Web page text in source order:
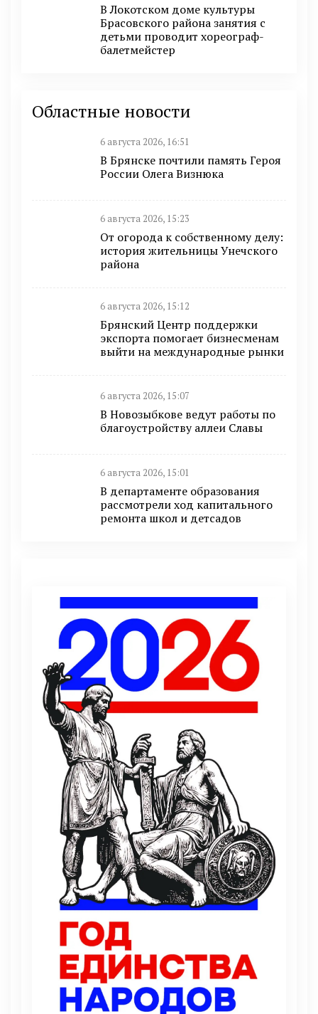
В Локотском доме культуры
Брасовского района занятия с
детьми проводит хореограф-
балетмейстер
Областные новости
6 августа 2026, 16:51
В Брянске почтили память Героя
России Олега Визнюка
6 августа 2026, 15:23
От огорода к собственному делу:
история жительницы Унечского
района
6 августа 2026, 15:12
Брянский Центр поддержки
экспорта помогает бизнесменам
выйти на международные рынки
6 августа 2026, 15:07
В Новозыбкове ведут работы по
благоустройству аллеи Славы
6 августа 2026, 15:01
В департаменте образования
рассмотрели ход капитального
ремонта школ и детсадов